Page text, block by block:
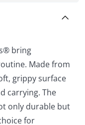
bring
Made from
grippy surface
carrying. The
only durable but
for